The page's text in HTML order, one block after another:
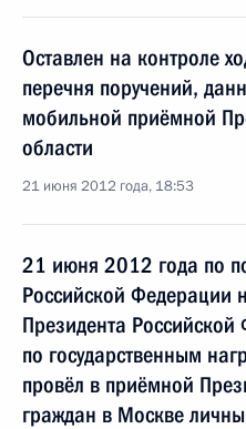
Оставлен на контроле
перечня поручений,
мобильной приёмной
области
21 июня 2012 года, 18:53
21 июня 2012 года по
Российской Федерации
Президента
по государственным
провёл в приёмной
граждан в Москве